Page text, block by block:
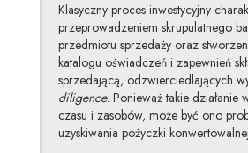
Klasyczny proces inwestycyjny
przeprowadzeniem skrupulatnego
przedmiotu sprzedaży oraz
katalogu oświadczeń i zapewnień
sprzedającą, odzwierciedlających
diligence. Ponieważ takie działanie
czasu i zasobów, może być ono
uzyskiwania pożyczki